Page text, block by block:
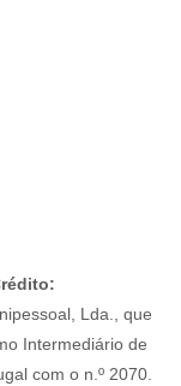
Lda., que
Intermediário de
com o n.º 2070.